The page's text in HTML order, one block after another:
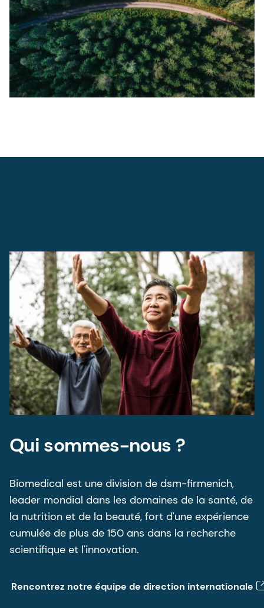
Qui sommes-nous ?
Biomedical est une division de dsm-firmenich,
leader mondial dans les domaines de la santé, de
la nutrition et de la beauté, fort d'une expérience
cumulée de plus de 150 ans dans la recherche
scientifique et l'innovation.
Rencontrez notre équipe de direction internationale